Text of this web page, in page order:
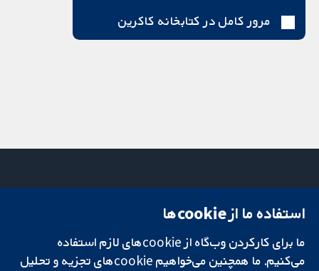
مرور کامل در کتابخانه کاکرین
تحقیقات قابل
اعتماد.
میدان کاوندیش
لندن
W1G 0AN
دفتر رسانه‌ای
درباره ما
استفاده ما از cookie‌ها
ما برای کارکردن وب‌گاه از cookie‌های لازم استفاده
می‌کنیم. ما همچنین می‌خواهیم cookie‌های تجزیه و تحلیل